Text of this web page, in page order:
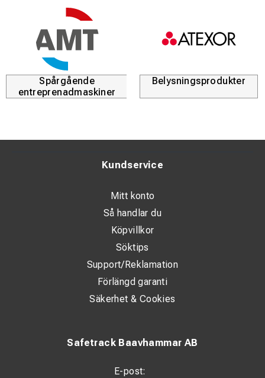
Industriell kvalitet:
kraven inom eldistribution och industriella installationer.
Spårgående
entreprenadmaskiner
Belysningsprodukter
Safetrack Baavhammar AB
E-post:
Kundservice
Mitt konto
Så handlar du
Köpvillkor
Söktips
Support/Reklamation
Förlängd garanti
Säkerhet & Cookies